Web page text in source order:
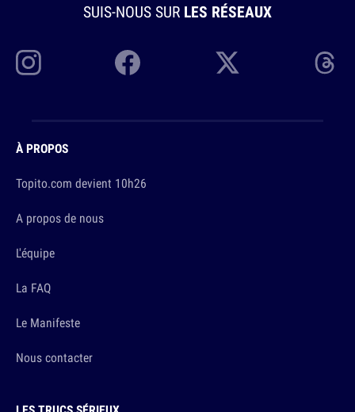
SUIS-NOUS SUR LES RÉSEAUX
À PROPOS
Topito.com devient 10h26
A propos de nous
L'équipe
La FAQ
Le Manifeste
Nous contacter